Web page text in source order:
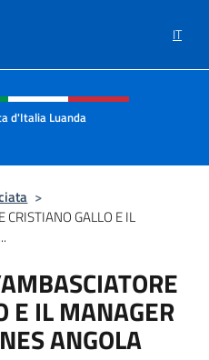
IT
e menù
d'Italia Luanda
>
CRISTIANO GALLO E IL
E IL MANAGER
ANGOLA